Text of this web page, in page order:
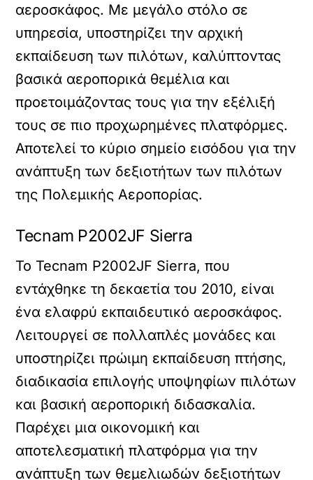
αεροσκάφος. Με μεγάλο στόλο σε
υπηρεσία, υποστηρίζει την αρχική
εκπαίδευση των πιλότων, καλύπτοντας
βασικά αεροπορικά θεμέλια και
προετοιμάζοντας τους για την εξέλιξή
τους σε πιο προχωρημένες πλατφόρμες.
Αποτελεί το κύριο σημείο εισόδου για την
ανάπτυξη των δεξιοτήτων των πιλότων
της Πολεμικής Αεροπορίας.
Tecnam P2002JF Sierra
Το Tecnam P2002JF Sierra, που
εντάχθηκε τη δεκαετία του 2010, είναι
ένα ελαφρύ εκπαιδευτικό αεροσκάφος.
Λειτουργεί σε πολλαπλές μονάδες και
υποστηρίζει πρώιμη εκπαίδευση πτήσης,
διαδικασία επιλογής υποψηφίων πιλότων
και βασική αεροπορική διδασκαλία.
Παρέχει μια οικονομική και
αποτελεσματική πλατφόρμα για την
ανάπτυξη των θεμελιωδών δεξιοτήτων